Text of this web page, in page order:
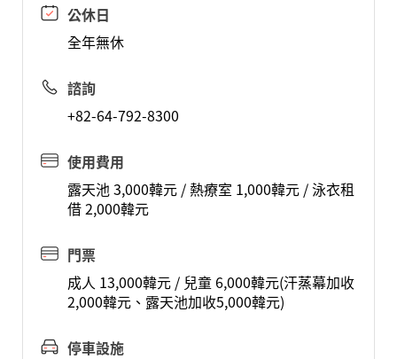
公休日
全年無休
諮詢
+82-64-792-8300
使用費用
露天池 3,000韓元 / 熱療室 1,000韓元 / 泳衣租
借 2,000韓元
門票
成人 13,000韓元 / 兒童 6,000韓元(汗蒸幕加收
2,000韓元、露天池加收5,000韓元)
停車設施